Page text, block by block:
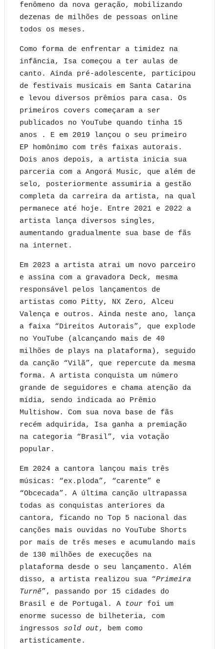
fenômeno da nova geração, mobilizando
dezenas de milhões de pessoas online
todos os meses.
Como forma de enfrentar a timidez na
infância, Isa começou a ter aulas de
canto. Ainda pré-adolescente, participou
de festivais musicais em Santa Catarina
e levou diversos prêmios para casa. Os
primeiros covers começaram a ser
publicados no YouTube quando tinha 15
anos . E em 2019 lançou o seu primeiro
EP homônimo com três faixas autorais.
Dois anos depois, a artista inicia sua
parceria com a Angorá Music, que além de
selo, posteriormente assumiria a gestão
completa da carreira da artista, na qual
permanece até hoje. Entre 2021 e 2022 a
artista lança diversos singles,
aumentando gradualmente sua base de fãs
na internet.
Em 2023 a artista atrai um novo parceiro
e assina com a gravadora Deck, mesma
responsável pelos lançamentos de
artistas como Pitty, NX Zero, Alceu
Valença e outros. Ainda neste ano, lança
a faixa “Direitos Autorais”, que explode
no YouTube (alcançando mais de 40
milhões de plays na plataforma), seguido
da canção “Vilã”, que repercute da mesma
forma. A artista conquista um número
grande de seguidores e chama atenção da
mídia, sendo indicada ao Prêmio
Multishow. Com sua nova base de fãs
recém adquirida, Isa ganha a premiação
na categoria “Brasil”, via votação
popular.
Em 2024 a cantora lançou mais três
músicas: “ex.ploda”, “carente” e
“Obcecada”. A última canção ultrapassa
todas as conquistas anteriores da
cantora, ficando no Top 5 nacional das
canções mais ouvidas no YouTube Shorts
por mais de três meses e acumulando mais
de 130 milhões de execuções na
plataforma desde o seu lançamento. Além
disso, a artista realizou sua “Primeira
Turnê”, passando por 15 cidades do
Brasil e de Portugal. A
tour foi um
enorme sucesso de bilheteria, com
ingressos sold out, bem como
artisticamente.